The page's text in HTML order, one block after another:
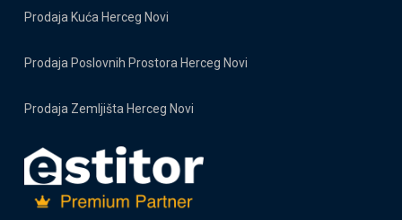
Prodaja Kuća Herceg Novi
Prodaja Poslovnih Prostora Herceg Novi
Prodaja Zemljišta Herceg Novi